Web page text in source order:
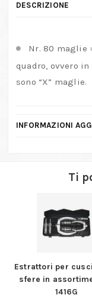
30×30
–
quantità
DESCRIZIONE
Nr. 80 maglie
quadro, ovvero
sono “X” maglie.
INFORMAZIONI
Ti
Estrattori per
sfere in
1416G